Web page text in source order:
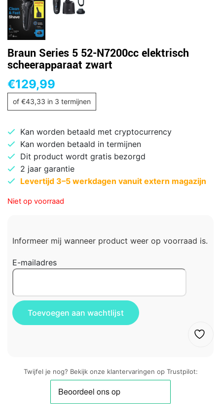
Braun Series 5 52-N7200cc elektrisch
scheerapparaat zwart
€129,99
of €43,33 in 3 termijnen
Kan worden betaald met cryptocurrency
Kan worden betaald in termijnen
Dit product wordt gratis bezorgd
2 jaar garantie
Levertijd 3–5 werkdagen vanuit extern magazijn
Niet op voorraad
Informeer mij wanneer product weer op voorraad is.
E-mailadres
Twijfel je nog? Bekijk onze klantervaringen op Trustpilot: